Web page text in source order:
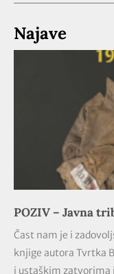
Najave
POZIV – Javna
Čast nam je i
knjige autora Tvrtka
i ustaškim zatvorima